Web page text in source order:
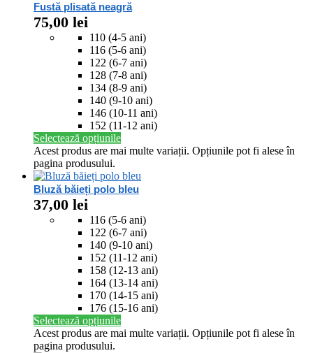
Fustă plisată neagră
75,00 lei
110 (4-5 ani)
116 (5-6 ani)
122 (6-7 ani)
128 (7-8 ani)
134 (8-9 ani)
140 (9-10 ani)
146 (10-11 ani)
152 (11-12 ani)
Selectează opțiunile
Acest produs are mai multe variații. Opțiunile pot fi alese în
pagina produsului.
Bluză băieți polo bleu
37,00 lei
116 (5-6 ani)
122 (6-7 ani)
140 (9-10 ani)
152 (11-12 ani)
158 (12-13 ani)
164 (13-14 ani)
170 (14-15 ani)
176 (15-16 ani)
Selectează opțiunile
Acest produs are mai multe variații. Opțiunile pot fi alese în
pagina produsului.